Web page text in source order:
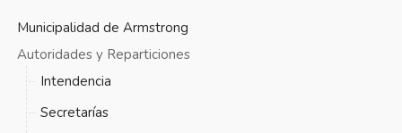
Municipalidad de Armstrong
Autoridades y Reparticiones
Intendencia
Secretarías